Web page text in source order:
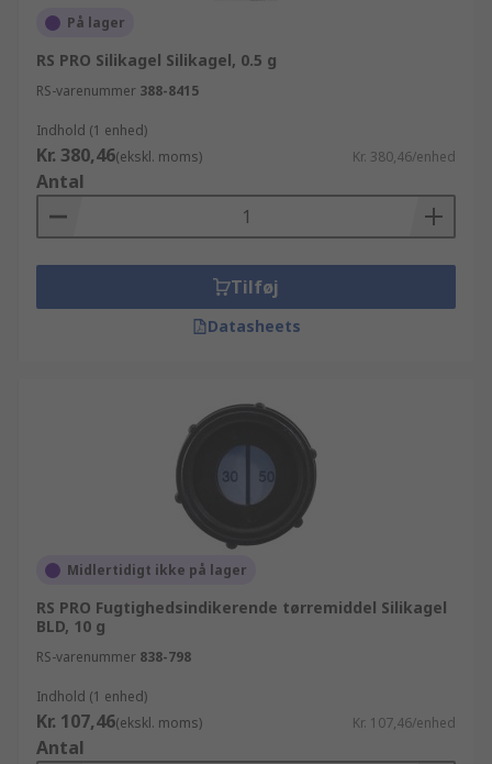
På lager
RS PRO Silikagel Silikagel, 0.5 g
RS-varenummer 388-8415
Indhold (1 enhed)
Kr. 380,46(ekskl. moms) Kr. 380,46/enhed
Antal
Tilføj
Datasheets
Midlertidigt ikke på lager
RS PRO Fugtighedsindikerende tørremiddel Silikagel
BLD, 10 g
RS-varenummer 838-798
Indhold (1 enhed)
Kr. 107,46(ekskl. moms) Kr. 107,46/enhed
Antal